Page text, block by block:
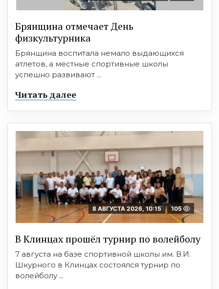
Брянщина отмечает День
физкультурника
Брянщина воспитала немало выдающихся
атлетов, а местные спортивные школы
успешно развивают ...
Читать далее
8 АВГУСТА 2026, 10:15 105
В Клинцах прошёл турнир по волейболу
7 августа на базе спортивной школы им. В.И.
Шкурного в Клинцах состоялся турнир по
волейболу ...